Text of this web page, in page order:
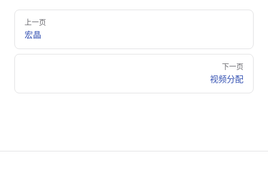
Pager
上一页
宏晶
下一页
视频分配